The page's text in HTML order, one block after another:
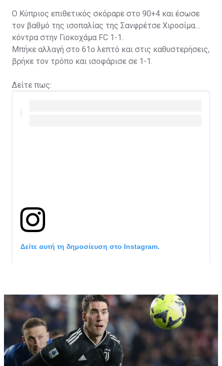
Ο Κύπριος επιθετικός σκόραρε στο 90+4 και έσωσε
τον βαθμό της ισοπαλίας της Σανφρέτσε Χιροσίμα
κόντρα στην Γιοκοχάμα FC 1-1.
Μπήκε αλλαγή στο 61ο λεπτό και στις καθυστερήσεις,
βρήκε τον τρόπο και ισοφάρισε σε 1-1.
Δείτε πως:
Δείτε αυτή τη δημοσίευση στο Instagram.